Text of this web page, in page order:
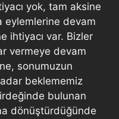
yok, tam aksine
eylemlerine devam
ihtiyacı var. Bizler
vermeye devam
sonumuzun
beklememiz
bulunan
dönüştürdüğünde